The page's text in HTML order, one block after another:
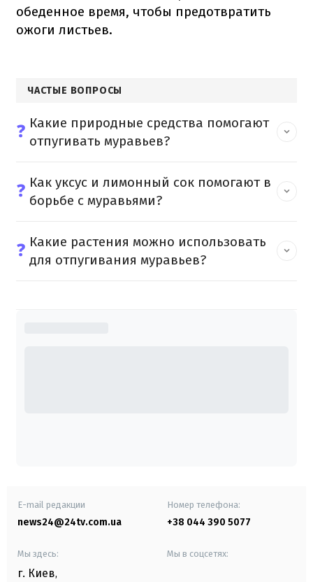
обеденное время, чтобы предотвратить
ожоги листьев.
ЧАСТЫЕ ВОПРОСЫ
❓ Какие природные средства помогают
отпугивать муравьев?
❓ Как уксус и лимонный сок помогают в
борьбе с муравьями?
❓ Какие растения можно использовать
для отпугивания муравьев?
E-mail редакции
news24@24tv.com.ua
Номер телефона:
+38 044 390 5077
Мы здесь:
г. Киев,
Мы в соцсетях: